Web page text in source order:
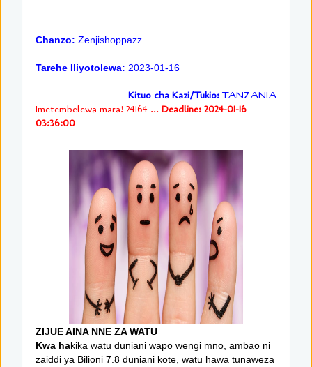
Chanzo: Zenjishoppazz
Tarehe Iliyotolewa: 2023-01-16
Kituo cha Kazi/Tukio: TANZANIA
Imetembelewa mara! 24164 ... Deadline: 2024-01-16
03:36:00
ZIJUE AINA NNE ZA WATU
Kwa hakika watu duniani wapo wengi mno, ambao ni
zaiddi ya Bilioni 7.8 duniani kote, watu hawa tunaweza